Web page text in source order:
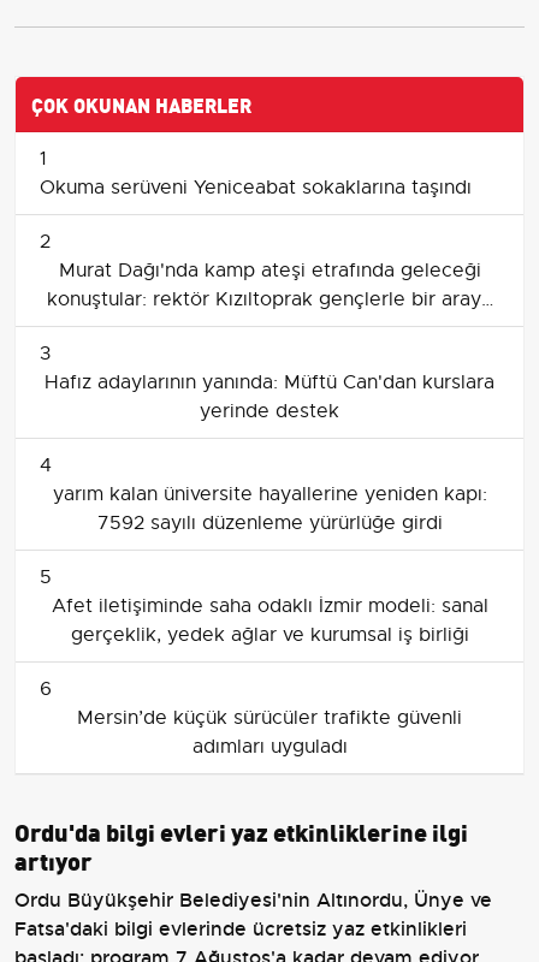
ÇOK OKUNAN HABERLER
1
Okuma serüveni Yeniceabat sokaklarına taşındı
2
Murat Dağı'nda kamp ateşi etrafında geleceği
konuştular: rektör Kızıltoprak gençlerle bir araya
geldi
3
Hafız adaylarının yanında: Müftü Can'dan kurslara
yerinde destek
4
yarım kalan üniversite hayallerine yeniden kapı:
7592 sayılı düzenleme yürürlüğe girdi
5
Afet iletişiminde saha odaklı İzmir modeli: sanal
gerçeklik, yedek ağlar ve kurumsal iş birliği
6
Mersin’de küçük sürücüler trafikte güvenli
adımları uyguladı
Ordu'da bilgi evleri yaz etkinliklerine ilgi
artıyor
Ordu Büyükşehir Belediyesi'nin Altınordu, Ünye ve
Fatsa'daki bilgi evlerinde ücretsiz yaz etkinlikleri